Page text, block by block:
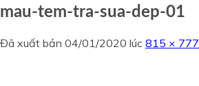
mau-tem-tra-sua-dep-01
Đã xuất bản 04/01/2020 lúc 815 × 777